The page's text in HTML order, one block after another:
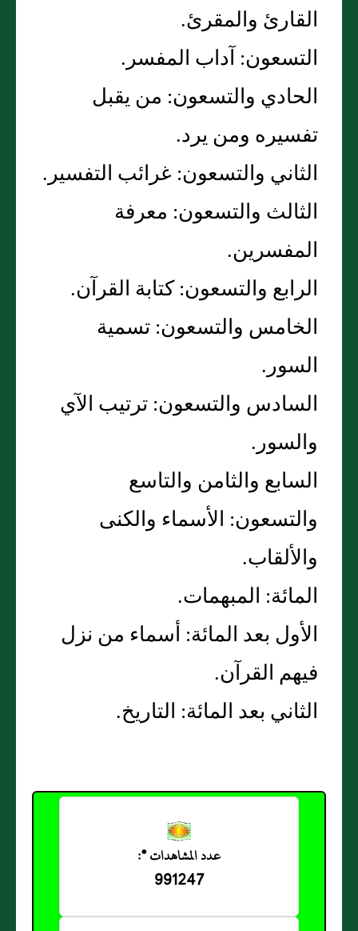
القارئ والمقرئ‏.‏
التسعون‏:‏ آداب المفسر‏.‏
الحادي والتسعون‏:‏ من يقبل
تفسيره ومن يرد‏.‏
الثاني والتسعون‏:‏ غرائب التفسير‏.‏
الثالث والتسعون‏:‏ معرفة
المفسرين‏.‏
الرابع والتسعون‏:‏ كتابة القرآن‏.‏
الخامس والتسعون‏:‏ تسمية
السور‏.‏
السادس والتسعون‏:‏ ترتيب الآي
والسور‏.‏
السابع والثامن والتاسع
والتسعون‏:‏ الأسماء والكنى
والألقاب‏.‏
المائة‏:‏ المبهمات‏.‏
الأول بعد المائة‏:‏ أسماء من نزل
فيهم القرآن‏.‏
الثاني بعد المائة‏:‏ التاريخ‏.‏
عدد المشاهدات *:
991247